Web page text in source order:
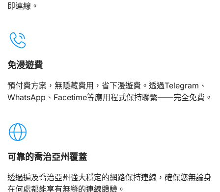
即連線。
免漫遊費
預付費方案，無隱藏費用，省下漫遊費。透過Telegram、
WhatsApp、Facetime等應用程式保持聯繫——完全免費。
可靠的喬治亞州覆蓋
透過遍及喬治亞州強大穩定的網路保持連線，確保您無論身
在何處都能享有無縫的連線體驗。